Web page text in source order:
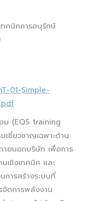
คนิคการอนุรักษ์
01-Simple-
ม (EQS training
ชี่ยวชาญเฉพาะด้าน
ายนอกบริษัท เพื่อการ
เชิงเทคนิค และ
ารสร้างระบบที่
จัดการพลังงาน